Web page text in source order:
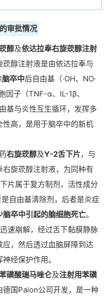
审批情况
醇及依达拉奉右旋莰醇注射
醇注射液是由依达拉奉与
脑卒中后自由基（·OH、NO·
因子（TNF-α、IL-1β、
基与炎性互生循环，发挥多
高，是用于脑卒中的新机
右旋莰醇及Y-2舌下片，与
旋莰醇注射液，为同种有
片属于复方制剂，活性成分
自由基清除剂，后者是炎症
脑卒中引起的脑细胞死亡。
速崩解，经过舌下黏膜静脉
，然后透过血脑屏障到达
经保护作用。
磺酸瑞马唑仑及注射用苯磺
德国Paion公司开发，是一种